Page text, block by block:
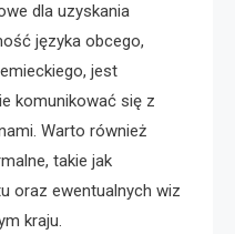
dla uzyskania
języka obcego,
jest
komunikować się z
Warto również
takie jak
oraz ewentualnych wiz
kraju.